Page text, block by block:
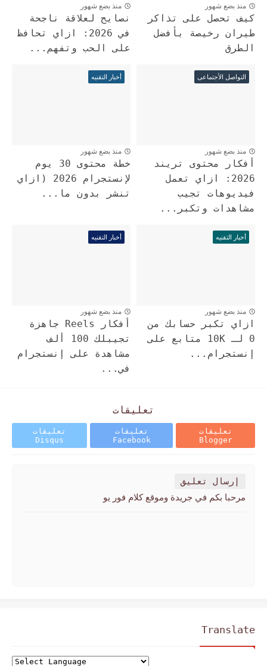
منذ بضع شهور
كيف تحصل على تذاكر
طيران رخيصة بأفضل
الطرق
منذ بضع شهور
نصايح لعلاقة ناجحة
في 2026: ازاي تحافظ
على الحب وتفهم...
التواصل الأجتماعى
منذ بضع شهور
أفكار محتوى تريند
2026: ازاي تعمل
فيديوهات تجيب
مشاهدات وتكبر...
أخبار التقنيه
منذ بضع شهور
خطة محتوى 30 يوم
لإنستجرام 2026 (ازاي
تنشر بدون ما...
أخبار التقنيه
منذ بضع شهور
ازاي تكبر حسابك من
0 لـ 10K متابع على
إنستجرام...
أخبار التقنيه
منذ بضع شهور
أفكار Reels جاهزة
تجيبلك 100 ألف
مشاهدة على إنستجرام
في...
تعليقات
تعليقات
Blogger
تعليقات
Facebook
تعليقات
Disqus
إرسال تعليق
مرحبا بكم في جريدة وموقع كلام فور يو
Translate